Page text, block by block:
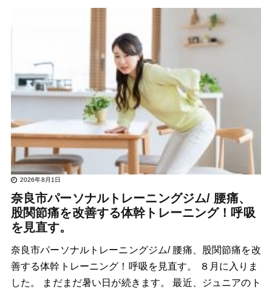
2026年8月1日
奈良市パーソナルトレーニングジム/ 腰痛、
股関節痛を改善する体幹トレーニング！呼吸
を見直す。
奈良市パーソナルトレーニングジム/ 腰痛、股関節痛を改
善する体幹トレーニング！呼吸を見直す。 ８月に入りま
した。 まだまだ暑い日が続きます。 最近、ジュニアのト